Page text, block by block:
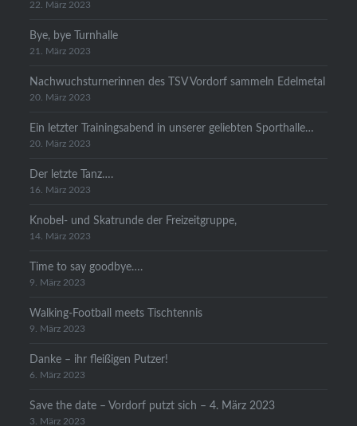
22. März 2023
Bye, bye Turnhalle
21. März 2023
Nachwuchsturnerinnen des TSV Vordorf sammeln Edelmetal
20. März 2023
Ein letzter Trainingsabend in unserer geliebten Sporthalle…
20. März 2023
Der letzte Tanz….
16. März 2023
Knobel- und Skatrunde der Freizeitgruppe,
14. März 2023
Time to say goodbye….
9. März 2023
Walking-Football meets Tischtennis
9. März 2023
Danke – ihr fleißigen Putzer!
6. März 2023
Save the date – Vordorf putzt sich – 4. März 2023
3. März 2023